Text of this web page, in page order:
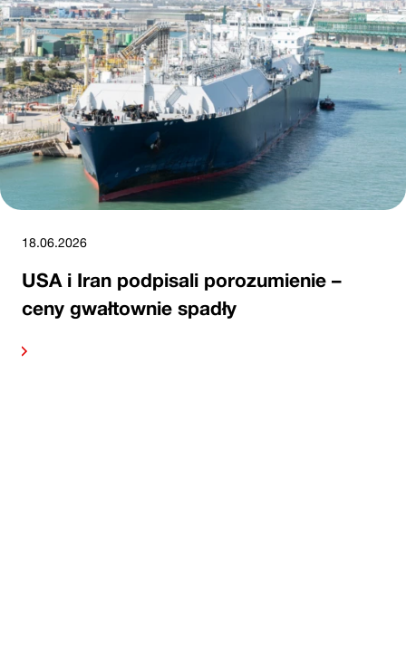
18.06.2026
USA i Iran podpisali porozumienie –
ceny gwałtownie spadły